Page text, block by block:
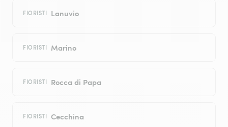
FIORISTI Lanuvio
FIORISTI Marino
FIORISTI Rocca di Papa
FIORISTI Cecchina